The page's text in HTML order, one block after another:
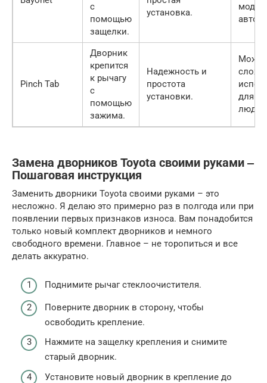
с
помощью
защелки.
установка.
Pinch Tab
Дворник
крепится
к рычагу
с
помощью
зажима.
Надежность и
простота
установки.
для
Замена дворников Toyota своими руками ‒
Пошаговая инструкция
Заменить дворники Toyota своими руками – это
несложно. Я делаю это примерно раз в полгода или при
появлении первых признаков износа. Вам понадобится
только новый комплект дворников и немного
свободного времени. Главное – не торопиться и все
делать аккуратно.
Поднимите рычаг стеклоочистителя.
Поверните дворник в сторону, чтобы
освободить крепление.
Нажмите на защелку крепления и снимите
старый дворник.
Установите новый дворник в крепление до